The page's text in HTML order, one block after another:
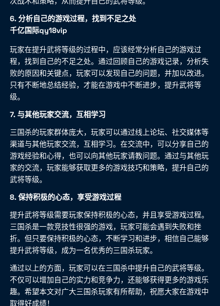
6. 分析自己的游戏过程，找到不足之处
千亿国际qy18vip
玩家在提升武将等级的过程中，应该经常分析自己的游戏过
程，找到自己的不足之处。通过回顾自己的游戏记录，分析失
败的原因和关键点，玩家可以发现自己的问题，并加以改进。
只有不断地总结经验，才能在游戏中不断进步，提升武将等
级。
7. 与其他玩家交流，互相学习
三国杀的玩家群体庞大，玩家可以通过线上论坛、社交媒体等
渠道与其他玩家交流，互相学习。在交流中，可以分享自己的
游戏经验和心得，也可以向其他玩家请教问题。通过与其他玩
家的交流，玩家能够获取更多的游戏技巧和策略，提升自己的
武将等级。
8. 保持积极的心态，享受游戏过程
提升武将等级需要玩家保持积极的心态，并且享受游戏过程。
三国杀是一款竞技性很强的游戏，玩家可能会遇到失败和挫
折。但只要保持积极的心态，不断学习和进步，相信自己能够
提升武将等级，成为一名优秀的三国杀玩家。
通过以上的方面，玩家可以在三国杀中提升自己的武将等级。
不仅可以增加自己的实力和竞争力，还能够获得更多的游戏乐
趣。希望本文对广大三国杀玩家有所帮助，祝愿大家在游戏中
取得好成绩！